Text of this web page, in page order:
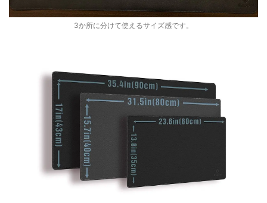
3か所に分けて使えるサイズ感です。